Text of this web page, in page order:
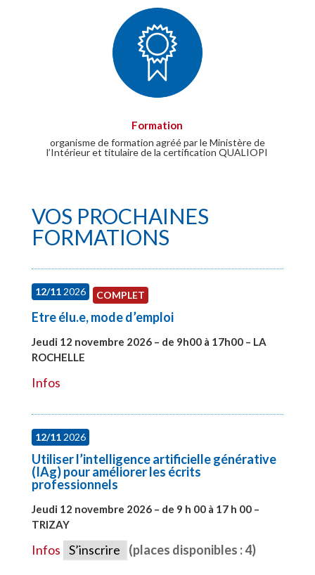
Formation
organisme de formation agréé par le Ministère de
l’Intérieur et titulaire de la certification QUALIOPI
VOS PROCHAINES
FORMATIONS
12/112026 COMPLET
Etre élu.e, mode d’emploi
Jeudi 12 novembre 2026 – de 9h00 à 17h00 – LA
ROCHELLE
Infos
12/112026
Utiliser l’intelligence artificielle générative
(IAg) pour améliorer les écrits
professionnels
Jeudi 12 novembre 2026 – de 9 h 00 à 17 h 00 –
TRIZAY
Infos S’inscrire (places disponibles : 4)